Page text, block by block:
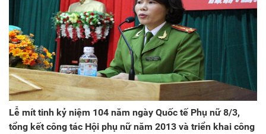
Lễ mít tinh kỷ niệm 104 năm ngày Quốc tế Phụ nữ 8/3,
tổng kết công tác Hội phụ nữ năm 2013 và triển khai công